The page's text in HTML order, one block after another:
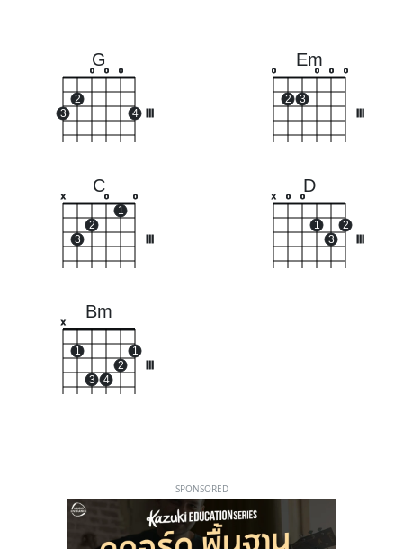
G
3
2
o o o
4
Em
o
2 3
o o o
C
x
3
2
o
1
o
D
x o o
1
3
2
Bm
x
1
3 4
2
1
SPONSORED